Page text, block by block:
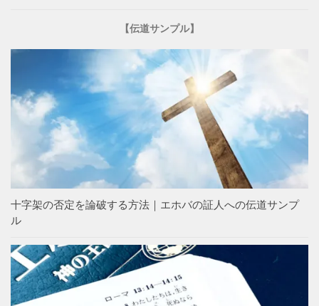
【伝道サンプル】
十字架の否定を論破する方法｜エホバの証人への伝道サンプ
ル